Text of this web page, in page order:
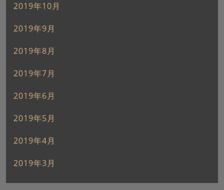
2019年10月
2019年9月
2019年8月
2019年7月
2019年6月
2019年5月
2019年4月
2019年3月